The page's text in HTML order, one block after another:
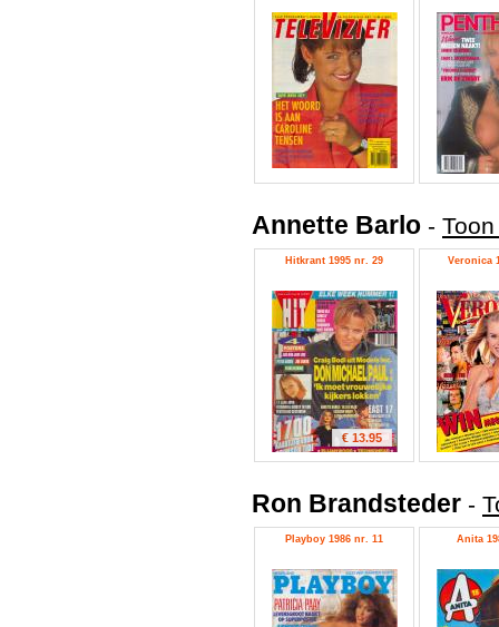
Annette Barlo -
Hitkrant 1995 nr. 29
€ 13.95
Veronica
Ron Brandsteder -
Playboy 1986 nr. 11 Anita